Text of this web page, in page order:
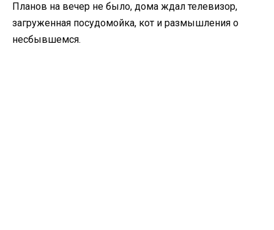
Планов на вечер не было, дома ждал телевизор,
загруженная посудомойка, кот и размышления о
несбывшемся.